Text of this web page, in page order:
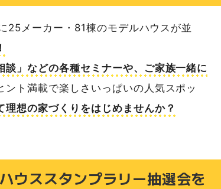
くさん詰まっている「総合住宅展示場」
25メーカー・81棟のモデルハウスが並
談」などの各種セミナーや、ご家族一緒に
ント満載で楽しさいっぱいの人気スポッ
想の家づくりをはじめませんか？
ススタンプラリー抽選会を